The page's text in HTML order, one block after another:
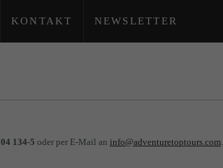
KONTAKT NEWSLETTER
134-5 oder per E-Mail an info@adventuretoptours.com.